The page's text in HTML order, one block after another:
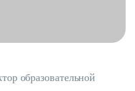
образовательной